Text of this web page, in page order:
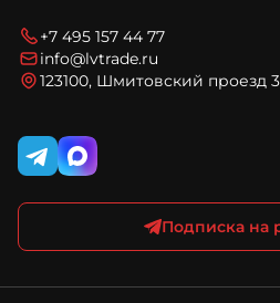
Соглашение на обработку
Политика
персональных данных
Карта сайта
Подписка на
+7 495 157 44 77
info@lvtrade.ru
123100, Шмитовский проезд